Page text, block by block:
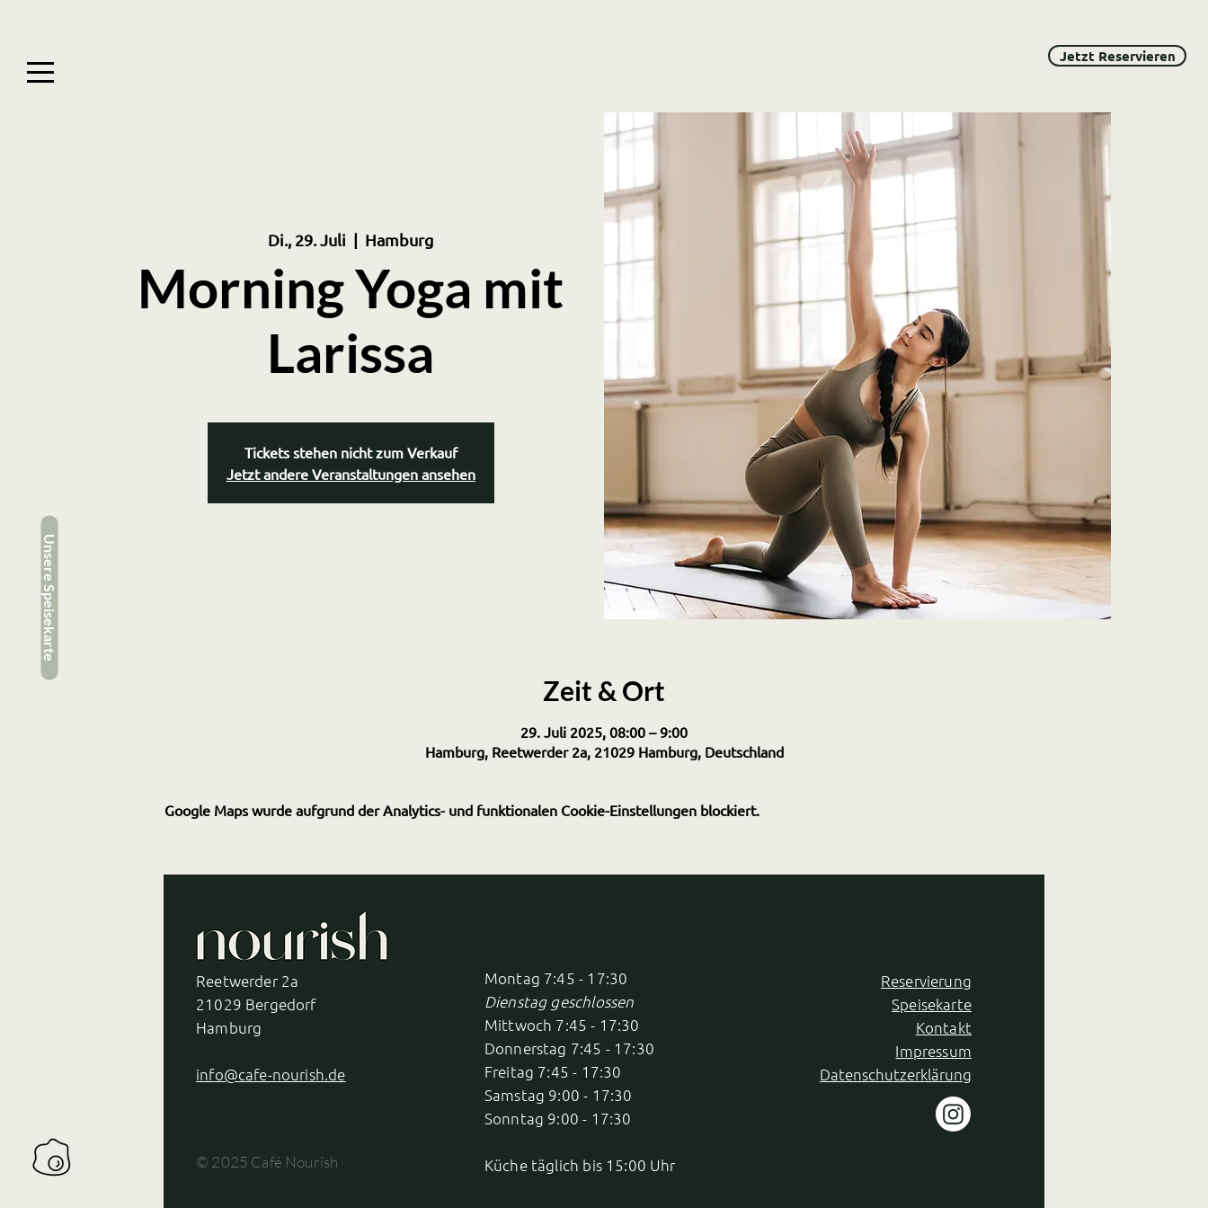
Jetzt Reservieren
Unsere Speisekarte
Di., 29. Juli
  |
Hamburg
Morning Yoga mit
Larissa
Tickets stehen nicht zum Verkauf
Jetzt andere Veranstaltungen ansehen
Zeit & Ort
29. Juli 2025, 08:00 – 9:00
Hamburg, Reetwerder 2a, 21029 Hamburg, Deutschland
Google Maps wurde aufgrund der Analytics- und funktionalen Cookie-Einstellungen blockiert.
Reetwerder 2a
21029 Bergedorf
Hamburg
info@cafe-nourish.de
Montag 7:45 - 17:30
Dienstag geschlossen
Mittwoch 7:45 - 17:30
Donnerstag 7:45 - 17:30
Freitag 7:45 - 17:30
Samstag 9:00 - 17:30
Sonntag 9:00 - 17:30
Küche täglich bis 15:00 Uhr
Reservierung
Speisekarte
Kontakt
Impressum
Datenschutzerklärung
© 2025 Café Nourish